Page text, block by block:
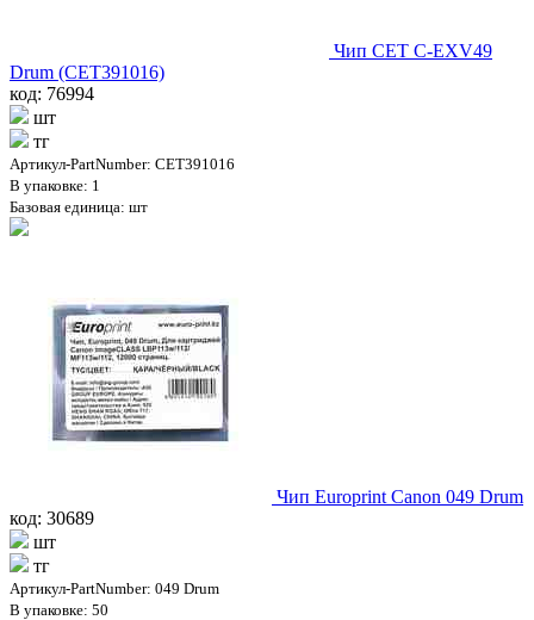
Чип CET C-EXV49
Drum (CET391016)
код: 76994
шт
тг
Артикул-PartNumber: CET391016
В упаковке: 1
Базовая единица: шт
Чип Europrint Canon 049 Drum
код: 30689
шт
тг
Артикул-PartNumber: 049 Drum
В упаковке: 50